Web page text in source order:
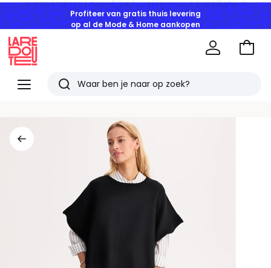
Profiteer van gratis thuis levering
op al de Mode & Home aankopen
Menu
Redoute
Zoeken
Naar